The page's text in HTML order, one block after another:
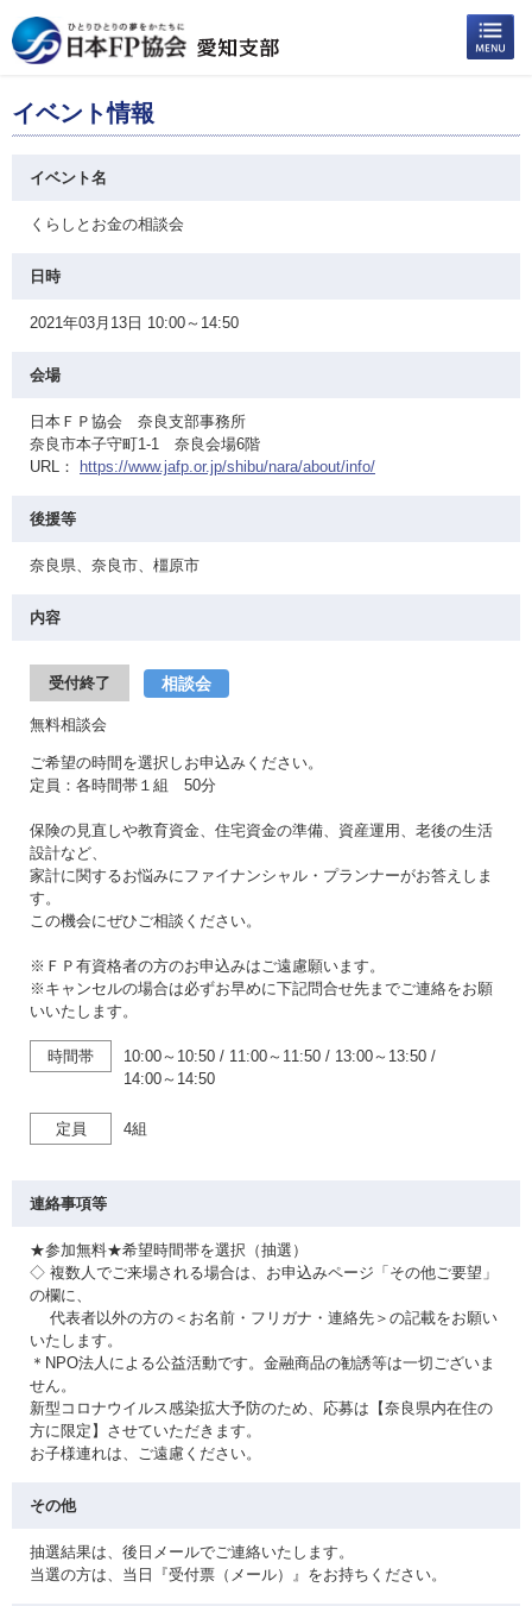
イベント情報
イベント名
くらしとお金の相談会
日時
2021年03月13日 10:00～14:50
会場
日本ＦＰ協会 奈良支部事務所
奈良市本子守町1-1 奈良会場6階
URL：
https://www.jafp.or.jp/shibu/nara/about/info/
後援等
奈良県、奈良市、橿原市
内容
受付終了 相談会
無料相談会
ご希望の時間を選択しお申込みください。
定員：各時間帯１組 50分
保険の見直しや教育資金、住宅資金の準備、資産運用、老後の生活
設計など、
家計に関するお悩みにファイナンシャル・プランナーがお答えしま
す。
この機会にぜひご相談ください。
※ＦＰ有資格者の方のお申込みはご遠慮願います。
※キャンセルの場合は必ずお早めに下記問合せ先までご連絡をお願
いいたします。
時間帯 10:00～10:50 / 11:00～11:50 / 13:00～13:50 /
14:00～14:50
定員 4組
連絡事項等
★参加無料★希望時間帯を選択（抽選）
◇ 複数人でご来場される場合は、お申込みページ「その他ご要望」
の欄に、
代表者以外の方の＜お名前・フリガナ・連絡先＞の記載をお願い
いたします。
＊NPO法人による公益活動です。金融商品の勧誘等は一切ございま
せん。
新型コロナウイルス感染拡大予防のため、応募は【奈良県内在住の
方に限定】させていただきます。
お子様連れは、ご遠慮ください。
その他
抽選結果は、後日メールでご連絡いたします。
当選の方は、当日『受付票（メール）』をお持ちください。